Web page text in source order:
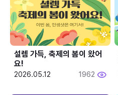
설렘 가득, 축제의 봄이 왔어
요!
2026.05.12 1962